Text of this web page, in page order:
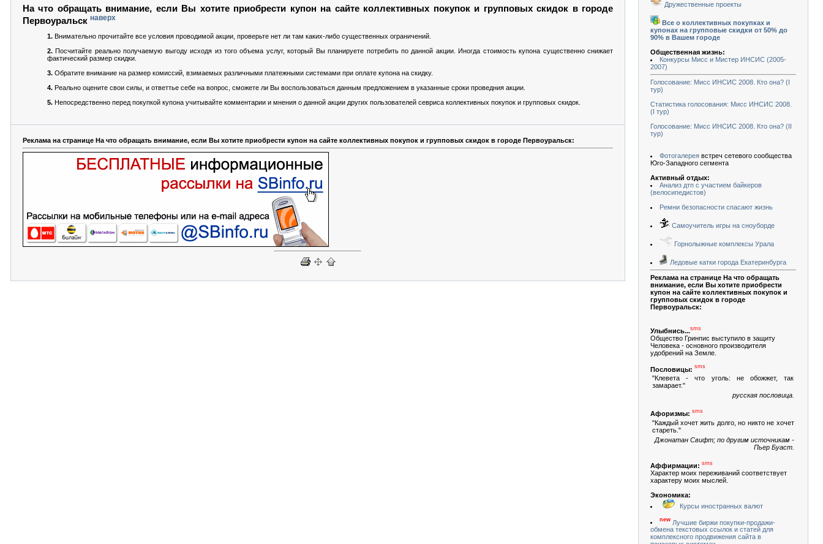
На что обращать внимание, если Вы хотите приобрести купон на сайте коллективных покупок и групповых скидок в городе
Первоуральск наверх
1. Внимательно прочитайте все условия проводимой акции, проверьте нет ли там каких-либо существенных ограничений.
2. Посчитайте реально получаемую выгоду исходя из того объема услуг, который Вы планируете потребить по данной акции. Иногда стоимость купона существенно снижает
фактический размер скидки.
3. Обратите внимание на размер комиссий, взимаемых различными платежными системами при оплате купона на скидку.
4. Реально оцените свои силы, и ответтье себе на вопрос, сможете ли Вы воспользоваться данным предложением в указанные сроки проведния акции.
5. Непосредственно перед покупкой купона учитывайте комментарии и мнения о данной акции других пользователей севриса коллективных покупок и групповых скидок.
Реклама на странице На что обращать внимание, если Вы хотите приобрести купон на сайте коллективных покупок и групповых скидок в городе Первоуральск:
Дружественные проекты
Все о коллективных покупках и
купонах на групповые скидки от 50% до
90% в Вашем городе
Общественная жизнь:
Конкурсы Мисс и Мистер ИНСИС (2005-
2007)
Голосование: Мисс ИНСИС 2008. Кто она? (I
тур)
Статистика голосования: Мисс ИНСИС 2008.
(I тур)
Голосование: Мисс ИНСИС 2008. Кто она? (II
тур)
Фотогалереявстреч сетевого сообщества
Юго-Западного сегмента
Активный отдых:
Анализ дтп с участием байкеров
(велосипедистов)
Ремни безопасности спасают жизнь
Самоучитель игры на сноуборде
Горнолыжные комплексы Урала
Ледовые катки города Екатеринбурга
Реклама на странице На что обращать
внимание, если Вы хотите приобрести
купон на сайте коллективных покупок и
групповых скидок в городе
Первоуральск:
Улыбнись...sms
Общество Гринпис выступило в защиту
Человека - основного производителя
удобрений на Земле.
Пословицы: sms
"Клевета - что уголь: не обожжет, так
замарает."
русская пословица.
Афоризмы: sms
"Каждый хочет жить долго, но никто не хочет
стареть."
Джонатан Свифт; по другим источникам -
Пьер Буаст.
Аффирмации: sms
Характер моих переживаний соответствует
характеру моих мыслей.
Экономика:
Курсы иностранных валют
new Лучшие биржи покупки-продажи-
обмена текстовых ссылок и статей для
комплексного продвижения сайта в